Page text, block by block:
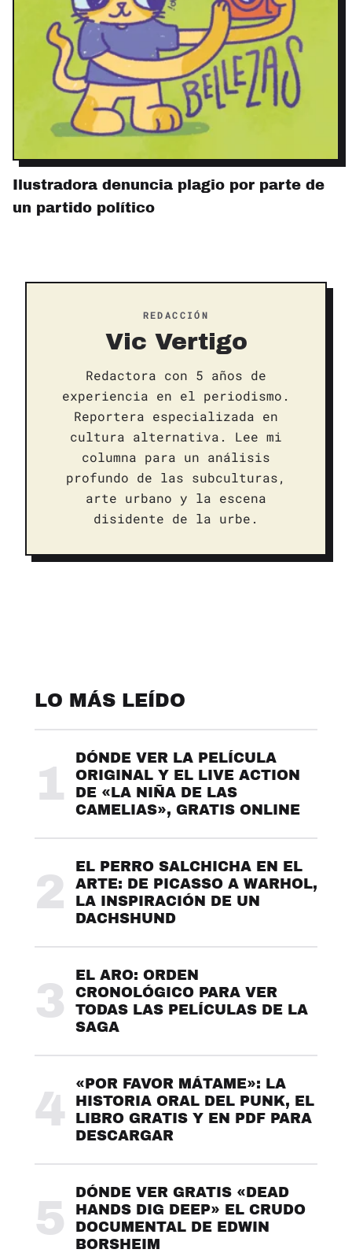
Ilustradora denuncia plagio por parte de
un partido político
REDACCIÓN
Vic Vertigo
Redactora con 5 años de
experiencia en el periodismo.
Reportera especializada en
cultura alternativa. Lee mi
columna para un análisis
profundo de las subculturas,
arte urbano y la escena
disidente de la urbe.
LO MÁS LEÍDO
1
DÓNDE VER LA PELÍCULA
ORIGINAL Y EL LIVE ACTION
DE «LA NIÑA DE LAS
CAMELIAS», GRATIS ONLINE
2
EL PERRO SALCHICHA EN EL
ARTE: DE PICASSO A WARHOL,
LA INSPIRACIÓN DE UN
DACHSHUND
3
EL ARO: ORDEN
CRONOLÓGICO PARA VER
TODAS LAS PELÍCULAS DE LA
SAGA
4
«POR FAVOR MÁTAME»: LA
HISTORIA ORAL DEL PUNK, EL
LIBRO GRATIS Y EN PDF PARA
DESCARGAR
5
DÓNDE VER GRATIS «DEAD
HANDS DIG DEEP» EL CRUDO
DOCUMENTAL DE EDWIN
BORSHEIM